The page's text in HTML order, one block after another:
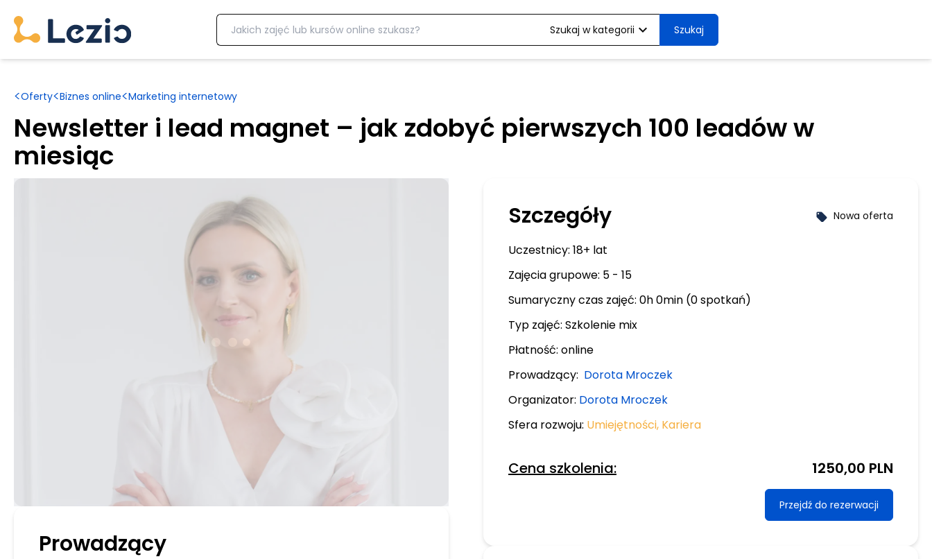
Szukaj w kategorii expand_more Szukaj
<Oferty<Biznes online<Marketing internetowy
Newsletter i lead magnet – jak zdobyć pierwszych 100 leadów w
miesiąc
Prowadzący
Szczegóły local_offer Nowa oferta
Uczestnicy: 18+ lat
Zajęcia grupowe: 5 - 15
Sumaryczny czas zajęć: 0h 0min (0 spotkań)
Typ zajęć: Szkolenie mix
Płatność: online
Prowadzący: Dorota Mroczek
Organizator: Dorota Mroczek
Sfera rozwoju: Umiejętności, Kariera
Cena szkolenia: 1250,00 PLN
Przejdź do rezerwacji